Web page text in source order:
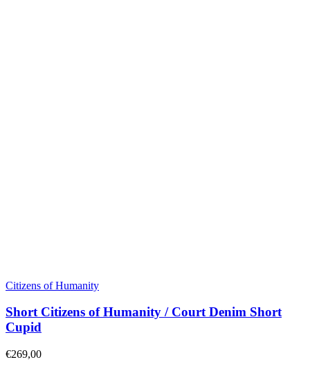
Citizens of Humanity
Short Citizens of Humanity / Court Denim Short
Cupid
€269,00